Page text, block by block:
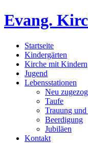
Evang.
Startseite
Kindergärten
Kirche mit Kindern
Jugend
Lebensstationen
Neu
Taufe
Trauung
Beerdigung
Jubiläen
Kontakt